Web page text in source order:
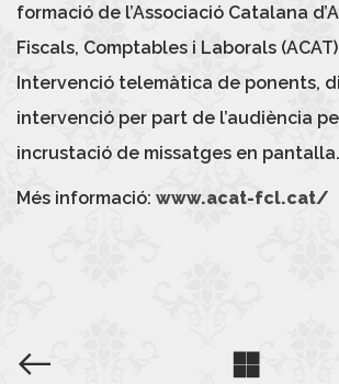
formació de l’Associació Catalana
Fiscals, Comptables i Laborals
Intervenció telemàtica de ponents,
intervenció per part de l’audiència
incrustació de missatges en pantalla.
Més informació: www.acat-fcl.cat/